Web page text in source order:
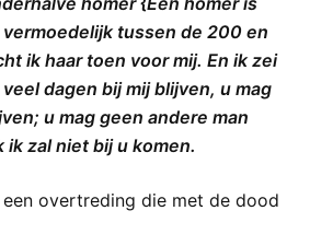
tussen de 200 en
ik haar toen voor mij. En ik zei
dagen bij mij blijven, u mag
u mag geen andere man
zal niet bij u komen.
overtreding die met de dood